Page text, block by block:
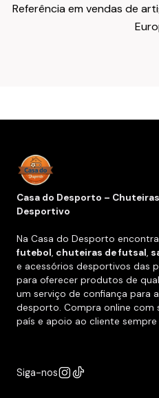
Referência em vendas de
Texto do Verso do
Casa do Desporto –
Desportivo
Na Casa do Desporto
futebol, chuteiras de futsal,
e acessórios desportivos das
para oferecer produtos de
um serviço de confiança para
desporto. Compra online com
país e apoio ao cliente sempre
Siga-nos